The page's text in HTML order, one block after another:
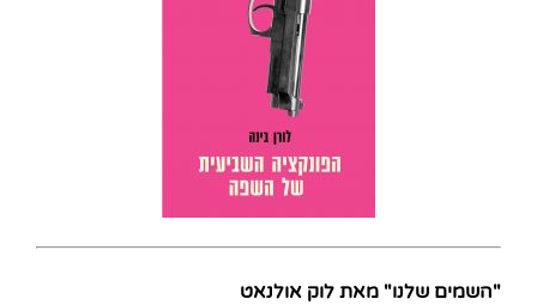
"השמים שלנו" מאת לוק אולנאט